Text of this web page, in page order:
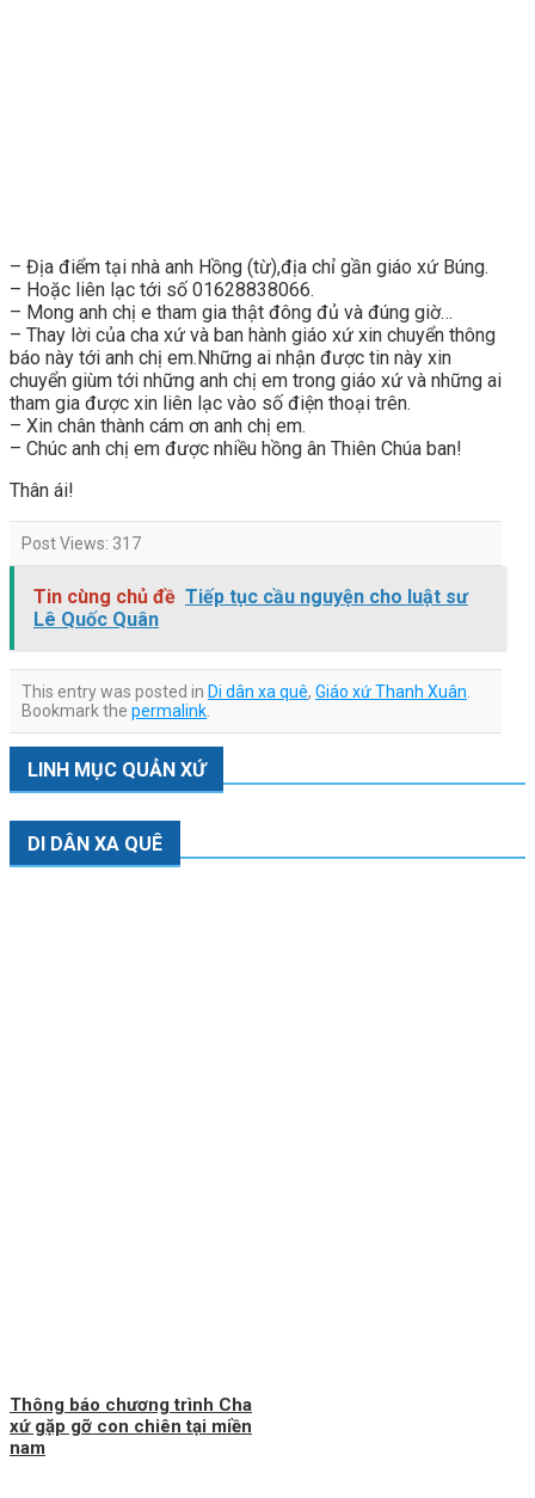
– Địa điểm tại nhà anh Hồng (từ),địa chỉ gần giáo xứ Búng.
– Hoặc liên lạc tới số 01628838066.
– Mong anh chị e tham gia thật đông đủ và đúng giờ…
– Thay lời của cha xứ và ban hành giáo xứ xin chuyển thông
báo này tới anh chị em.Những ai nhận được tin này xin
chuyển giùm tới những anh chị em trong giáo xứ và những ai
tham gia được xin liên lạc vào số điện thoại trên.
– Xin chân thành cám ơn anh chị em.
– Chúc anh chị em được nhiều hồng ân Thiên Chúa ban!
Thân ái!
Post Views: 317
Tin cùng chủ đề Tiếp tục cầu nguyện cho luật sư
Lê Quốc Quân
This entry was posted in Di dân xa quê, Giáo xứ Thanh Xuân
Bookmark the permalink
LINH MỤC QUẢN XỨ
DI DÂN XA QUÊ
Thông báo chương trình Cha
xứ gặp gỡ con chiên tại miền
nam